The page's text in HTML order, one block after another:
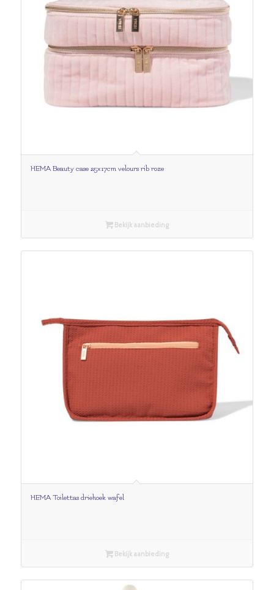
HEMA Beauty case 25x17cm velours rib roze
Bekijk aanbieding
HEMA Toilettas driehoek wafel
Bekijk aanbieding